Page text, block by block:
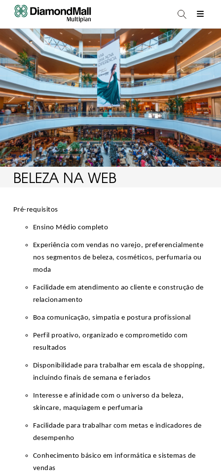
BELEZA NA WEB
Pré-requisitos
Ensino Médio completo
Experiência com vendas no varejo, preferencialmente
nos segmentos de beleza, cosméticos, perfumaria ou
moda
Facilidade em atendimento ao cliente e construção de
relacionamento
Boa comunicação, simpatia e postura profissional
Perfil proativo, organizado e comprometido com
resultados
Disponibilidade para trabalhar em escala de shopping,
incluindo finais de semana e feriados
Interesse e afinidade com o universo da beleza,
skincare, maquiagem e perfumaria
Facilidade para trabalhar com metas e indicadores de
desempenho
Conhecimento básico em informática e sistemas de
vendas